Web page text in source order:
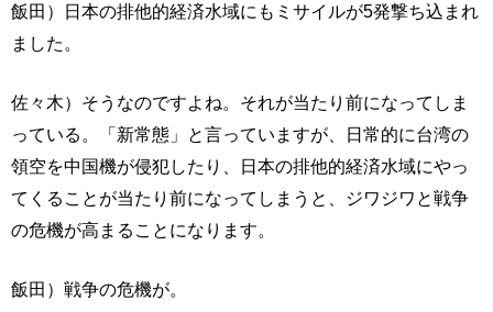
飯田）日本の排他的経済水域にもミサイルが5発撃ち込まれ
ました。
佐々木）そうなのですよね。それが当たり前になってしま
っている。「新常態」と言っていますが、日常的に台湾の
領空を中国機が侵犯したり、日本の排他的経済水域にやっ
てくることが当たり前になってしまうと、ジワジワと戦争
の危機が高まることになります。
飯田）戦争の危機が。